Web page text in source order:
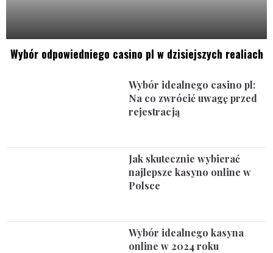
Wybór odpowiedniego casino pl w dzisiejszych realiach
Wybór idealnego casino pl:
Na co zwrócić uwagę przed
rejestracją
Jak skutecznie wybierać
najlepsze kasyno online w
Polsce
Wybór idealnego kasyna
online w 2024 roku